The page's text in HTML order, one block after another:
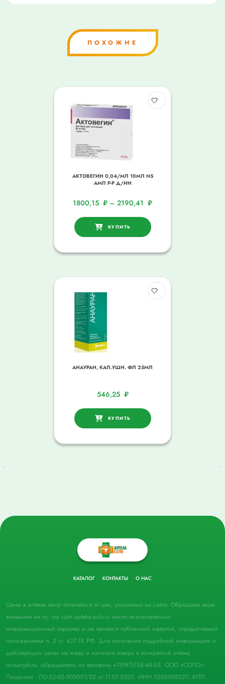
ПОХОЖИЕ
АКТОВЕГИН 0,04/МЛ 10МЛ N5
АМП Р-Р Д/ИН
1800,15 ₽ – 2190,41 ₽
КУПИТЬ
АНАУРАН, КАП.УШН. ФЛ 25МЛ
546,25 ₽
КУПИТЬ
КАТАЛОГ КОНТАКТЫ О НАС
Цены в аптеках могут отличаться от цен, указанных на сайте. Обращаем ваше
внимание на то, что сайт apteka-solo.ru носит исключительно
информационный характер и не является публичной офертой, определяемой
положениями п. 2 ст. 437 ГК РФ. Для получения подробной информации о
действующих ценах на товар и наличии товара в конкретной аптеке,
пожалуйста, обращайтесь по телефону +7(987)755-48-55. ООО «СОЛО».
Лицензия - ЛО-52-02-000097/22 от 11.07.2022. ИНН 5202008227; КПП